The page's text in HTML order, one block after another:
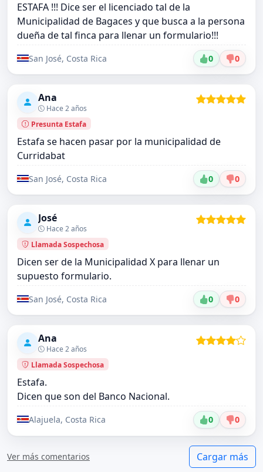
ESTAFA !!! Dice ser el licenciado tal de la
Municipalidad de Bagaces y que busca a la persona
dueña de tal finca para llenar un formulario!!!
San José, Costa Rica 0 0
Ana
Hace 2 años
Presunta Estafa
Estafa se hacen pasar por la municipalidad de
Curridabat
San José, Costa Rica 0 0
José
Hace 2 años
Llamada Sospechosa
Dicen ser de la Municipalidad X para llenar un
supuesto formulario.
San José, Costa Rica 0 0
Ana
Hace 2 años
Llamada Sospechosa
Estafa.
Dicen que son del Banco Nacional.
Alajuela, Costa Rica 0 0
Ver más comentarios Cargar más